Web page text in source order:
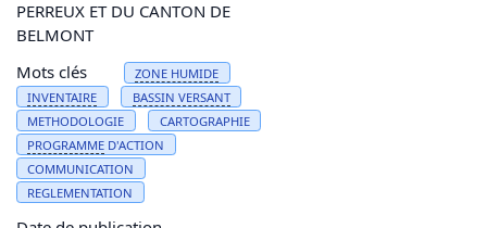
PERREUX ET DU CANTON DE
BELMONT
Mots clés
ZONE HUMIDE
INVENTAIRE
BASSIN VERSANT
METHODOLOGIE
CARTOGRAPHIE
PROGRAMME D'ACTION
COMMUNICATION
REGLEMENTATION